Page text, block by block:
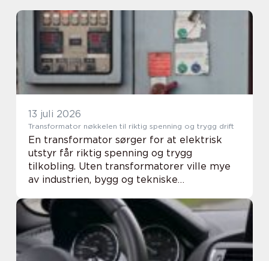
13 juli 2026
Transformator nøkkelen til riktig spenning og trygg drift
En transformator sørger for at elektrisk
utstyr får riktig spenning og trygg
tilkobling. Uten transformatorer ville mye
av industrien, bygg og tekniske
maskiner, reduserer risiko for feil og sørger
for at strø...